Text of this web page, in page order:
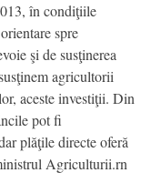
în condiţiile
spre
şi de susţinerea
agricultorii
aceste investiţii. Din
pot fi
plăţile directe oferă
Agriculturii.rn